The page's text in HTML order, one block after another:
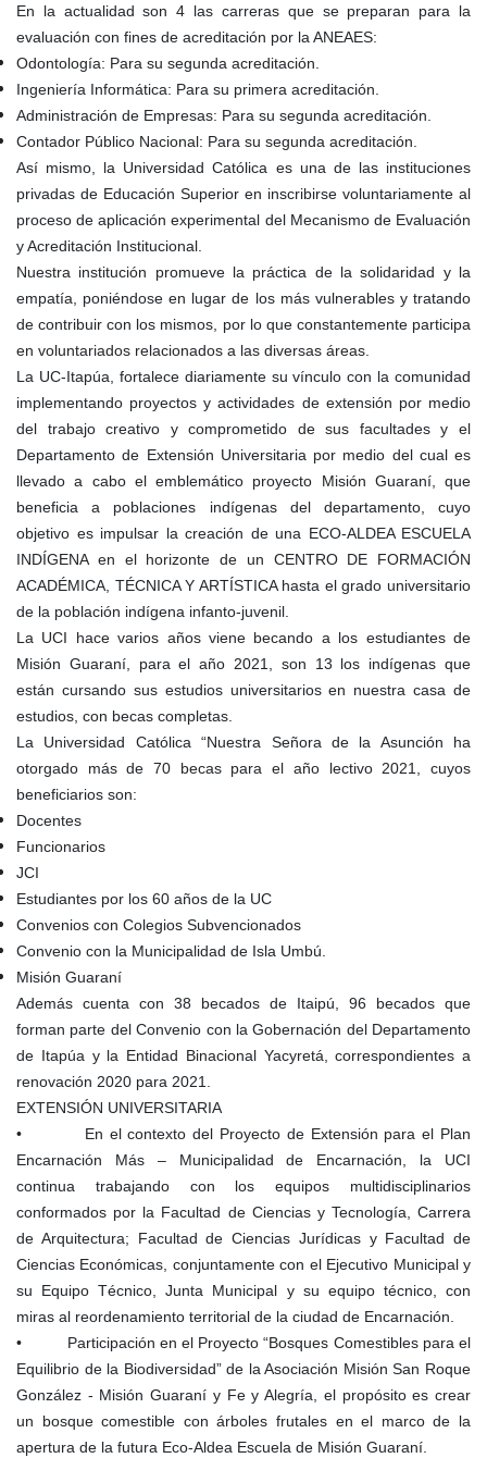
En la actualidad son 4 las carreras que se preparan para la
evaluación con fines de acreditación por la ANEAES:
Odontología: Para su segunda acreditación.
Ingeniería Informática: Para su primera acreditación.
Administración de Empresas: Para su segunda acreditación.
Contador Público Nacional: Para su segunda acreditación.
Así mismo, la Universidad Católica es una de las instituciones
privadas de Educación Superior en inscribirse voluntariamente al
proceso de aplicación experimental del Mecanismo de Evaluación
y Acreditación Institucional.
Nuestra institución promueve la práctica de la solidaridad y la
empatía, poniéndose en lugar de los más vulnerables y tratando
de contribuir con los mismos, por lo que constantemente participa
en voluntariados relacionados a las diversas áreas.
La UC-Itapúa, fortalece diariamente su vínculo con la comunidad
implementando proyectos y actividades de extensión por medio
del trabajo creativo y comprometido de sus facultades y el
Departamento de Extensión Universitaria por medio del cual es
llevado a cabo el emblemático proyecto Misión Guaraní, que
beneficia a poblaciones indígenas del departamento, cuyo
objetivo es impulsar la creación de una ECO-ALDEA ESCUELA
INDÍGENA en el horizonte de un CENTRO DE FORMACIÓN
ACADÉMICA, TÉCNICA Y ARTÍSTICA hasta el grado universitario
de la población indígena infanto-juvenil.
La UCI hace varios años viene becando a los estudiantes de
Misión Guaraní, para el año 2021, son 13 los indígenas que
están cursando sus estudios universitarios en nuestra casa de
estudios, con becas completas.
La Universidad Católica “Nuestra Señora de la Asunción ha
otorgado más de 70 becas para el año lectivo 2021, cuyos
beneficiarios son:
Docentes
Funcionarios
JCI
Estudiantes por los 60 años de la UC
Convenios con Colegios Subvencionados
Convenio con la Municipalidad de Isla Umbú.
Misión Guaraní
Además cuenta con 38 becados de Itaipú, 96 becados que
forman parte del Convenio con la Gobernación del Departamento
de Itapúa y la Entidad Binacional Yacyretá, correspondientes a
renovación 2020 para 2021.
EXTENSIÓN UNIVERSITARIA
• En el contexto del Proyecto de Extensión para el Plan
Encarnación Más – Municipalidad de Encarnación, la UCI
continua trabajando con los equipos multidisciplinarios
conformados por la Facultad de Ciencias y Tecnología, Carrera
de Arquitectura; Facultad de Ciencias Jurídicas y Facultad de
Ciencias Económicas, conjuntamente con el Ejecutivo Municipal y
su Equipo Técnico, Junta Municipal y su equipo técnico, con
miras al reordenamiento territorial de la ciudad de Encarnación.
• Participación en el Proyecto “Bosques Comestibles para el
Equilibrio de la Biodiversidad” de la Asociación Misión San Roque
González - Misión Guaraní y Fe y Alegría, el propósito es crear
un bosque comestible con árboles frutales en el marco de la
apertura de la futura Eco-Aldea Escuela de Misión Guaraní.